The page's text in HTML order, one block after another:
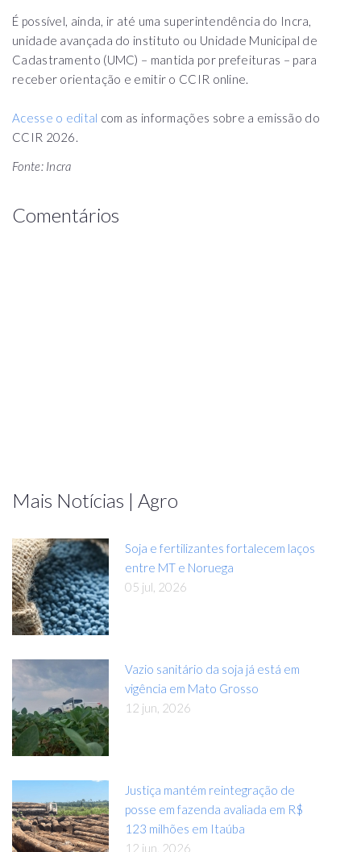
É possível, ainda, ir até uma superintendência do Incra,
unidade avançada do instituto ou Unidade Municipal de
Cadastramento (UMC) – mantida por prefeituras – para
receber orientação e emitir o CCIR online.
Acesse o edital com as informações sobre a emissão do
CCIR 2026.
Fonte: Incra
Comentários
Mais Notícias | Agro
Soja e fertilizantes fortalecem laços
entre MT e Noruega
05 jul, 2026
Vazio sanitário da soja já está em
vigência em Mato Grosso
12 jun, 2026
Justiça mantém reintegração de
posse em fazenda avaliada em R$
123 milhões em Itaúba
12 jun, 2026